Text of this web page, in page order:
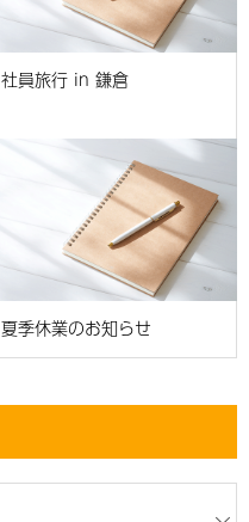
社員旅行 in 鎌倉
夏季休業のお知らせ